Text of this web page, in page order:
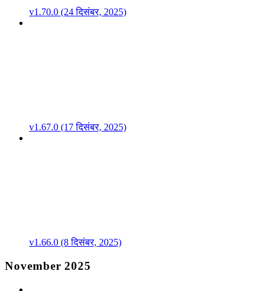
v1.70.0 (24 दिसंबर, 2025)
v1.67.0 (17 दिसंबर, 2025)
v1.66.0 (8 दिसंबर, 2025)
November 2025